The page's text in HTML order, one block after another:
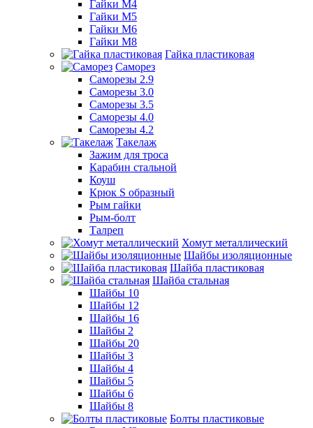
Гайки М4
Гайки М5
Гайки М6
Гайки М8
Гайка пластиковая
Саморез
Саморезы 2.9
Саморезы 3.0
Саморезы 3.5
Саморезы 4.0
Саморезы 4.2
Такелаж
Зажим для троса
Карабин стальной
Коуш
Крюк S образный
Рым гайки
Рым-болт
Талреп
Хомут металлический
Шайбы изоляционные
Шайба пластиковая
Шайба стальная
Шайбы 10
Шайбы 12
Шайбы 16
Шайбы 2
Шайбы 20
Шайбы 3
Шайбы 4
Шайбы 5
Шайбы 6
Шайбы 8
Болты пластиковые